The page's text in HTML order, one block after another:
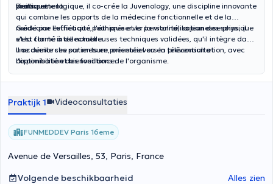
vieillissement.
pratique.
Dans cette logique, il co-crée la Juvenology, une discipline innovante
qui combine les apports de la médecine fonctionnelle et de la
médecine esthétique pour préserver la vitalité, la jeunesse physique
et la clarté intellectuelle.
Guidé par l'efficacité, l'éthiqueet lapersonnalisation des soins, il
s'est formé à de nombreuses techniques validées, qu'il intègre dans
une démarche sur mesure, orientée vers la prévention et
l'optimisation des fonctions de l'organisme.
Il accueille ses patients en présentiel ou en téléconsultation, avec
disponibilité et bienveillance.
Praktijk 1 Videoconsultaties
FUNMEDDEV Paris 16eme
Avenue de Versailles, 53, Paris, France
Volgende beschikbaarheid
Alles zien